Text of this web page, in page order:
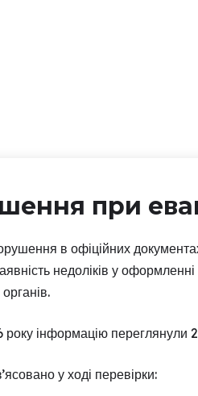
при
в офіційних
недоліків у
інформацію переглянули
у ході перевірки: